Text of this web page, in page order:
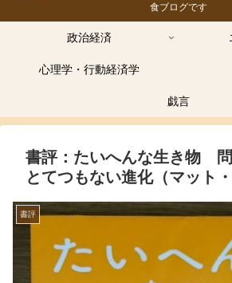
食ブログです
政治経済
心理学・行動経済学
戯言
書評：たいへんな生き物
とてつもない進化（マット・
書評